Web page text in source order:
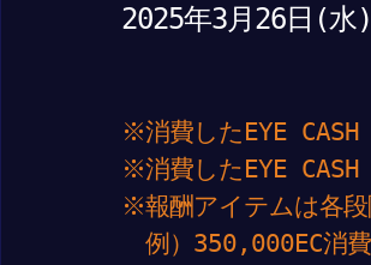
2025年3月26日(水
※消費したEYE
※消費したEYE CASH
※報酬アイテムは各
例）350,000EC消